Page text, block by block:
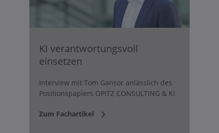
KI verantwortungsvoll
einsetzen
Interview mit Tom Gansor anlässlich des
Positionspapiers OPITZ CONSULTING & KI
Zum Fachartikel